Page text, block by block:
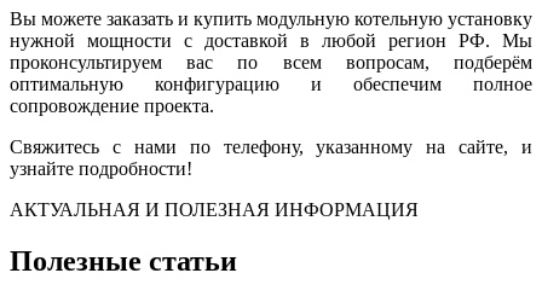
Вы можете заказать и купить модульную котельную установку
нужной мощности с доставкой в любой регион РФ. Мы
проконсультируем вас по всем вопросам, подберём
оптимальную конфигурацию и обеспечим полное
сопровождение проекта.
Свяжитесь с нами по телефону, указанному на сайте, и
узнайте подробности!
АКТУАЛЬНАЯ И ПОЛЕЗНАЯ ИНФОРМАЦИЯ
Полезные статьи